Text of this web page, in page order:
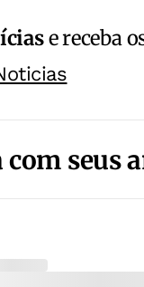
e receba
seus